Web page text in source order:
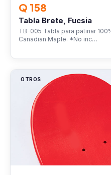
Q 158
Tabla Brete, Fucsia
TB-005 Tabla para patinar
Canadian Maple. *No inc…
OTROS